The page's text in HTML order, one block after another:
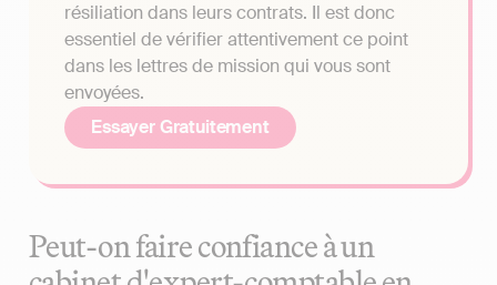
résiliation dans leurs contrats. Il est donc
essentiel de vérifier attentivement ce point
dans les lettres de mission qui vous sont
envoyées.
Essayer Gratuitement
Peut-on faire confiance à un